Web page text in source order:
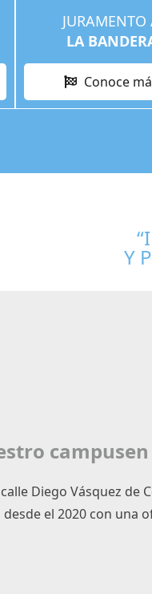
JURAMENTO
LA
Conoce
“
Y
campusen
Diego Vásquez de
desde el 2020 con una